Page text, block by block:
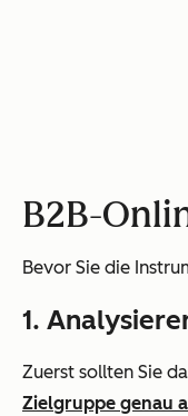
B2B-
Bevor Sie die
1.
Zuerst sollten Sie
Zielgruppe genau